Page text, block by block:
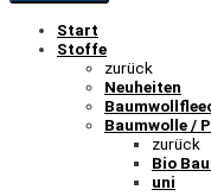
Start
Stoffe
zurück
Neuheiten
Baumwolle /
zurück
Bio
uni